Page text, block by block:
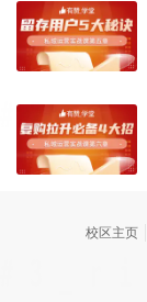
校区主页